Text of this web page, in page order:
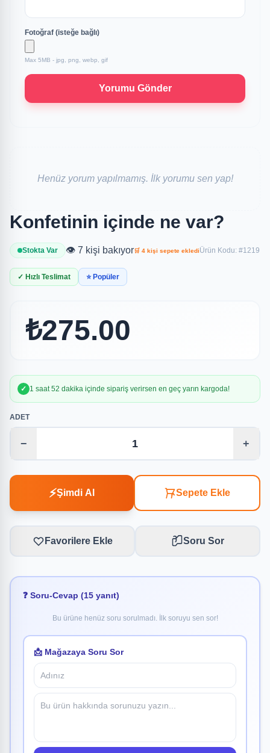
Fotoğraf (isteğe bağlı)
Max 5MB - jpg, png, webp, gif
Yorumu Gönder
Henüz yorum yapılmamış. İlk yorumu sen yap!
Konfetinin içinde ne var?
Stokta Var 👁️ 7 kişi bakıyor🛒 4 kişi sepete eklediÜrün Kodu: #1219
✓ Hızlı Teslimat ⭐ Popüler
₺275.00
✓ 1 saat 52 dakika içinde sipariş verirsen en geç yarın kargoda!
ADET
− +
⚡Şimdi Al Sepete Ekle
Favorilere Ekle Soru Sor
❓ Soru-Cevap (15 yanıt)
Bu ürüne henüz soru sorulmadı. İlk soruyu sen sor!
📩 Mağazaya Soru Sor